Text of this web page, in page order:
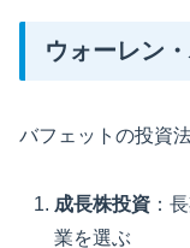
ウォーレン
バフェットの投資
成長株投資 ：
業を選ぶ